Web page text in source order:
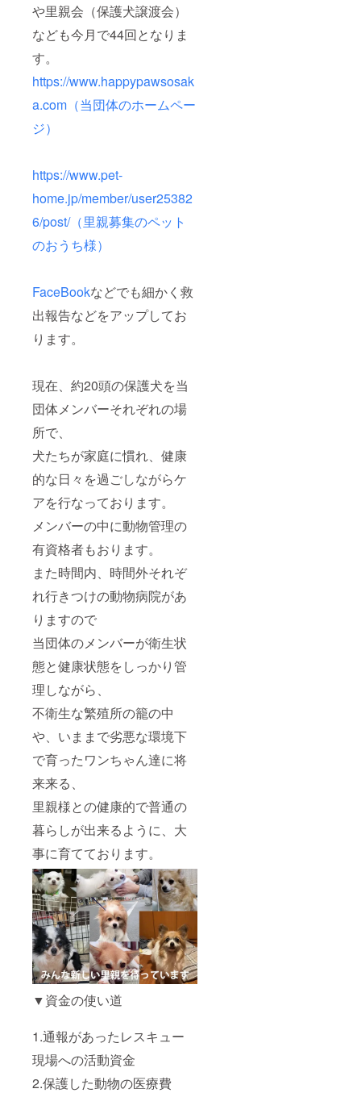
や里親会（保護犬譲渡会）
なども今月で44回となりま
す。
https://www.happypawsosak
a.com（当団体のホームペー
ジ）
https://www.pet-
home.jp/member/user25382
6/post/（里親募集のペット
のおうち様）
FaceBookなどでも細かく救
出報告などをアップしてお
ります。
現在、約20頭の保護犬を当
団体メンバーそれぞれの場
所で、
犬たちが家庭に慣れ、健康
的な日々を過ごしながらケ
アを行なっております。
メンバーの中に動物管理の
有資格者もおります。
また時間内、時間外それぞ
れ行きつけの動物病院があ
りますので
当団体のメンバーが衛生状
態と健康状態をしっかり管
理しながら、
不衛生な繁殖所の籠の中
や、いままで劣悪な環境下
で育ったワンちゃん達に将
来来る、
里親様との健康的で普通の
暮らしが出来るように、大
事に育てております。
▼資金の使い道
1.通報があったレスキュー
現場への活動資金
2.保護した動物の医療費